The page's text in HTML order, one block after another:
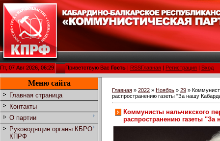
Пт, 07 Авг 2026, 06:29 Приветствую Вас Гость RSSГлавная Регистрация Вход
Меню сайта
Главная страница
Контакты
О партии
Руководящие органы КБРО
КПРФ
Главная » 2022 » Ноябрь » 29 »
распространению газеты "За нашу
Коммунисты нальчикского
распространению газеты